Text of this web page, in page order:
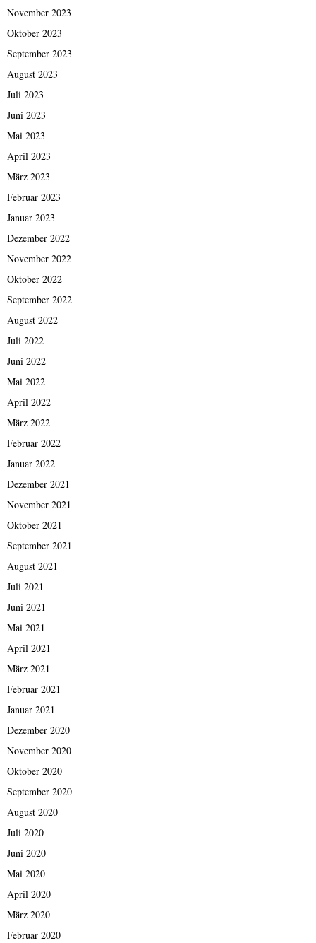
November 2023
Oktober 2023
September 2023
August 2023
Juli 2023
Juni 2023
Mai 2023
April 2023
März 2023
Februar 2023
Januar 2023
Dezember 2022
November 2022
Oktober 2022
September 2022
August 2022
Juli 2022
Juni 2022
Mai 2022
April 2022
März 2022
Februar 2022
Januar 2022
Dezember 2021
November 2021
Oktober 2021
September 2021
August 2021
Juli 2021
Juni 2021
Mai 2021
April 2021
März 2021
Februar 2021
Januar 2021
Dezember 2020
November 2020
Oktober 2020
September 2020
August 2020
Juli 2020
Juni 2020
Mai 2020
April 2020
März 2020
Februar 2020